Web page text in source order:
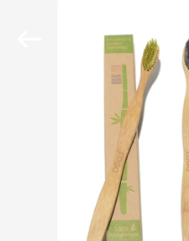
PRODUITS
VIDÉOS